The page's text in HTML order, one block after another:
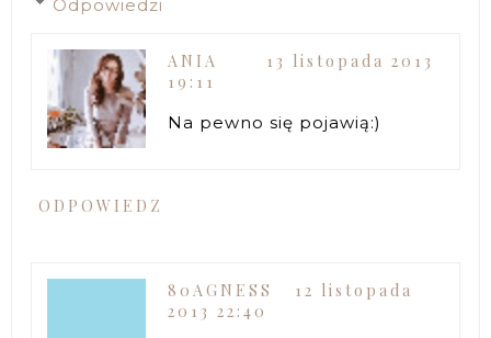
Odpowiedzi
ANIA
13 listopada 2013
19:11
Na pewno się pojawią:)
ODPOWIEDZ
80AGNESS
12 listopada
2013 22:40